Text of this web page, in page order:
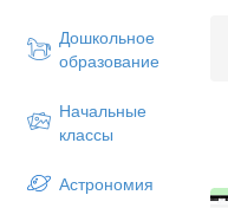
Дошкольное
образование
Начальные
классы
Астрономия